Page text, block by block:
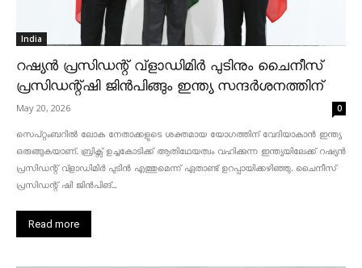
India
റഷ്യൻ പ്രസിഡന്റ് വ്‌ളാഡിമിർ പുടിനും ചൈനീസ്
പ്രസിഡന്റ്ഷി ജിൻപിങ്ങും ഇന്ത്യ സന്ദർശനത്തിന്
May 20, 2026 0
സെപ്റ്റംബറിൽ ലോക നേതാക്കളുടെ ശക്തമായ യോഗത്തിന് വേദിയാകാൻ ഇന്ത്യ
ഒരുങ്ങുകയാണ്. ബ്രിക്സ് ഉച്ചകോടിക്ക് ആതിഥേയത്വം വഹിക്കുന്ന ഇന്ത്യയിലേക്ക് റഷ്യൻ
പ്രസിഡന്റ് വ്‌ളാഡിമിർ പുടിൻ എത്തുമെന്ന് ഏതാണ്ട് ഉറപ്പായിക്കഴിഞ്ഞു. ചൈനീസ്
പ്രസിഡന്റ് ഷി ജിൻപിങ്...
Read more